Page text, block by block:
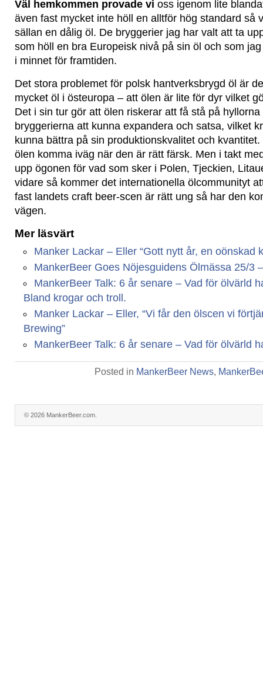
Väl hemkommen provade vi oss igenom lite
även fast mycket inte höll en alltför hög standard så
sällan en dålig öl. De bryggerier jag har valt att ta
som höll en bra Europeisk nivå på sin öl och som
i minnet för framtiden.
Det stora problemet för polsk hantverksbrygd öl är
mycket öl i östeuropa – att ölen är lite för dyr vilket
Det i sin tur gör att ölen riskerar att få stå på
bryggerierna att kunna expandera och satsa, vilket
kunna bättra på sin produktionskvalitet och
ölen komma iväg när den är rätt färsk. Men i takt
upp ögonen för vad som sker i Polen, Tjeckien,
vidare så kommer det internationella ölcommunityt
fast landets craft beer-scen är rätt ung så har den
vägen.
Mer läsvärt
Manker Lackar – Eller “Gott nytt år, en oönskad
MankerBeer Goes Nöjesguidens Ölmässa 25/3
MankerBeer Talk: 6 år senare – Vad för ölvärld
Bland krogar och troll.
Manker Lackar – Eller, “Vi får den ölscen vi
Brewing”
MankerBeer Talk: 6 år senare – Vad för ölvärld
Posted in MankerBeer News,
© 2026 MankerBeer.com.